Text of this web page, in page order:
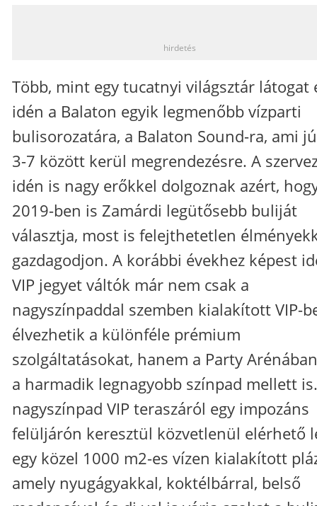
hirdetés
Több, mint egy tucatnyi világsztár látogat
idén a Balaton egyik legmenőbb vízparti
bulisorozatára, a Balaton Sound-ra, ami
3-7 között kerül megrendezésre. A
idén is nagy erőkkel dolgoznak azért,
2019-ben is Zamárdi legütősebb buliját
választja, most is felejthetetlen
gazdagodjon. A korábbi évekhez képest
VIP jegyet váltók már nem csak a
nagyszínpaddal szemben kialakított VIP-
élvezhetik a különféle prémium
szolgáltatásokat, hanem a Party
a harmadik legnagyobb színpad mellett
nagyszínpad VIP teraszáról egy impozáns
felüljárón keresztül közvetlenül elérhető
egy közel 1000 m2-es vízen kialakított
amely nyugágyakkal, koktélbárral, belső